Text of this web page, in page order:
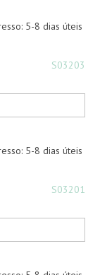
S03203
S03201